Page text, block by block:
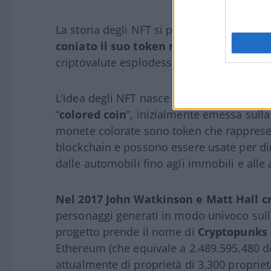
La storia degli NFT si può dire essere
coniato il suo token non fungibile
criptovalute esplodesse.
L’idea degli NFT nasce da quella che
“colored coin”, inizialmente emessa
monete colorate sono token che
blockchain e possono essere usate per
dalle automobili fino agli immobili e alle
Nel 2017 John Watkinson e Matt Hall
personaggi generati in modo univoco
progetto prende il nome di Cryptopunks
Ethereum (che equivale a 2.489.595.480
attualmente di proprietà di 3.300